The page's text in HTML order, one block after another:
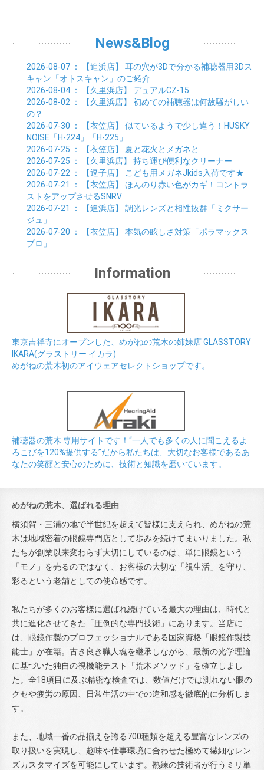
01月 (24)
02月 (20)
01月 (23)
03月 (25)
02月 (30)
01月 (33)
06月 (15)
04月 (9)
03月 (7)
02月 (7)
01月 (9)
News&Blog
2026-08-07 ： 【追浜店】 耳の穴が3Dで分かる補聴器用3Dス
キャン「オトスキャン」のご紹介
2026-08-04 ： 【久里浜店】 デュアルCZ-15
2026-08-02 ： 【久里浜店】 初めての補聴器は何故騒がしい
の？
2026-07-30 ： 【衣笠店】 似ているようで少し違う！HUSKY
NOISE「H-224」「H-225」
2026-07-25 ： 【衣笠店】 夏と花火とメガネと
2026-07-25 ： 【久里浜店】 持ち運び便利なクリーナー
2026-07-22 ： 【逗子店】
こども用メガネJkids入荷です★
2026-07-21
： 【衣笠店】 ほんのり赤い色がカギ！コントラ
ストをアップさせるSNRV
2026-07-21
： 【追浜店】 調光レンズと相性抜群「ミクサー
ジュ」
2026-07-20 ： 【衣笠店】 本気の眩しさ対策「ポラマックス
プロ」
Information
東京吉祥寺にオープンした、めがねの荒木の姉妹店 GLASSTORY
IKARA(グラストリー イカラ)
めがねの荒木初のアイウェアセレクトショップです。
補聴器の荒木 専用サイトです！“一人でも多くの人に聞こえるよ
ろこびを120%提供する”だから私たちは、大切なお客様であるあ
なたの笑顔と安心のために、技術と知識を磨いています。
めがねの荒木、選ばれる理由
横須賀・三浦の地で半世紀を超えて皆様に支えられ、めがねの荒
木は地域密着の眼鏡専門店として歩みを続けてまいりました。私
たちが創業以来変わらず大切にしているのは、単に眼鏡という
「モノ」を売るのではなく、お客様の大切な「視生活」を守り、
彩るという老舗としての使命感です。
私たちが多くのお客様に選ばれ続けている最大の理由は、時代と
共に進化させてきた「圧倒的な専門技術」にあります。当店に
は、眼鏡作製のプロフェッショナルである国家資格「眼鏡作製技
能士」が在籍。古き良き職人魂を継承しながら、最新の光学理論
に基づいた独自の視機能テスト「荒木メソッド」を確立しまし
た。全18項目に及ぶ精密な検査では、数値だけでは測れない眼の
クセや疲労の原因、日常生活の中での違和感を徹底的に分析しま
す。
また、地域一番の品揃えを誇る700種類を超える豊富なレンズの
取り扱いを実現し、趣味や仕事環境に合わせた極めて繊細なレン
ズカスタマイズを可能にしています。熟練の技術者が行うミリ単